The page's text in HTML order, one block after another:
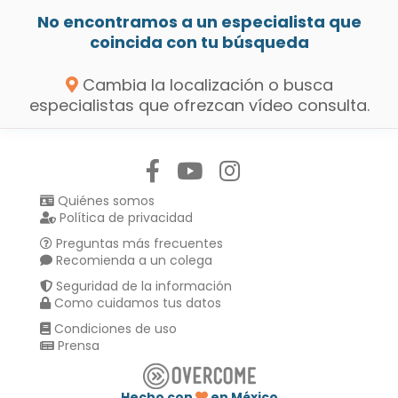
No encontramos a un especialista que
coincida con tu búsqueda
Cambia la localización o busca
especialistas que ofrezcan vídeo consulta.
Quiénes somos
Política de privacidad
Preguntas más frecuentes
Recomienda a un colega
Seguridad de la información
Como cuidamos tus datos
Condiciones de uso
Prensa